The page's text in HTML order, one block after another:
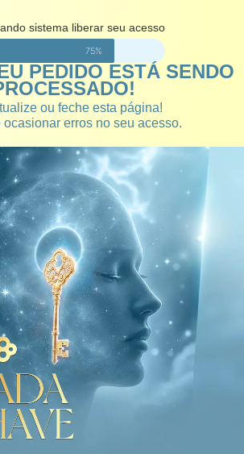
sistema liberar seu acesso
75%
PEDIDO ESTÁ SENDO
ou feche esta página!
ocasionar erros no seu acesso.